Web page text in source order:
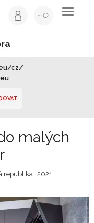
Toggle
cz/
malých
republika | 2021